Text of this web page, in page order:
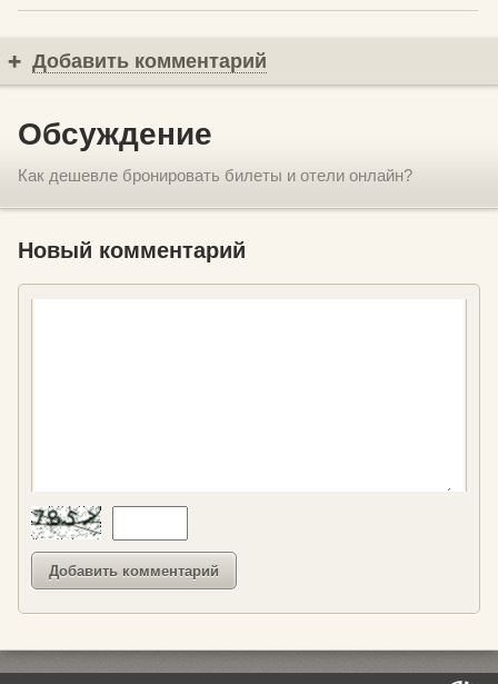
Добавить комментарий
Обсуждение
Как дешевле бронировать билеты и отели онлайн?
Новый комментарий